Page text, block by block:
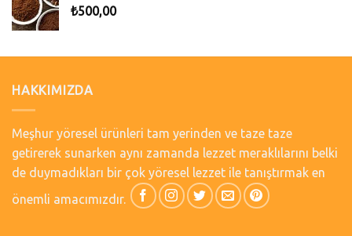
₺500,00
HAKKIMIZDA
Meşhur yöresel ürünleri tam yerinden ve taze taze
getirerek sunarken aynı zamanda lezzet meraklılarını belki
de duymadıkları bir çok yöresel lezzet ile tanıştırmak en
önemli amacımızdır.